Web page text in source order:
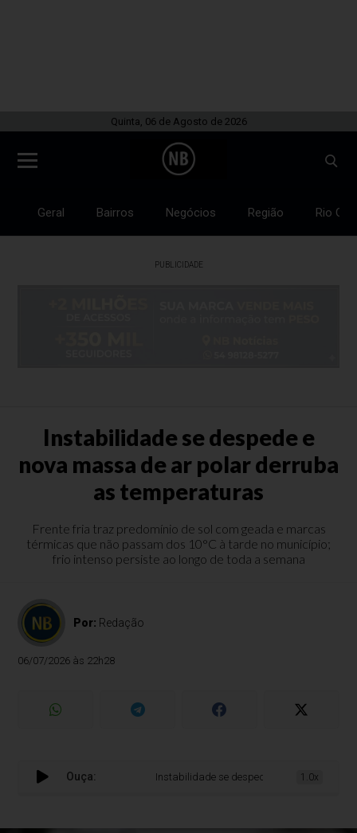
Quinta, 06 de Agosto de 2026
Geral Bairros Negócios Região Rio
PUBLICIDADE
Instabilidade se despede e
nova massa de ar polar derruba
as temperaturas
Frente fria traz predomínio de sol com geada e marcas
térmicas que não passam dos 10°C à tarde no município;
frio intenso persiste ao longo de toda a semana
Por: Redação
06/07/2026 às 22h28
Ouça: Instabilidade se despede e nova massa de
1.0x